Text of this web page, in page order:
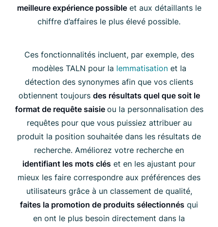
meilleure expérience possibleet aux détaillants le
chiffre d’affaires le plus élevé possible.
Ces fonctionnalités incluent, par exemple, des
modèles TALN pour la lemmatisationet la
détection des synonymes afin que vos clients
obtiennent toujours des résultats quel que soit le
format de requête saisie ou la personnalisation des
requêtes pour que vous puissiez attribuer au
produit la position souhaitée dans les résultats de
recherche. Améliorez votre recherche en
identifiant les mots clés et en les ajustant pour
mieux les faire correspondre aux préférences des
utilisateurs grâce à un classement de qualité,
faites la promotion de produits sélectionnés qui
en ont le plus besoin directement dans la